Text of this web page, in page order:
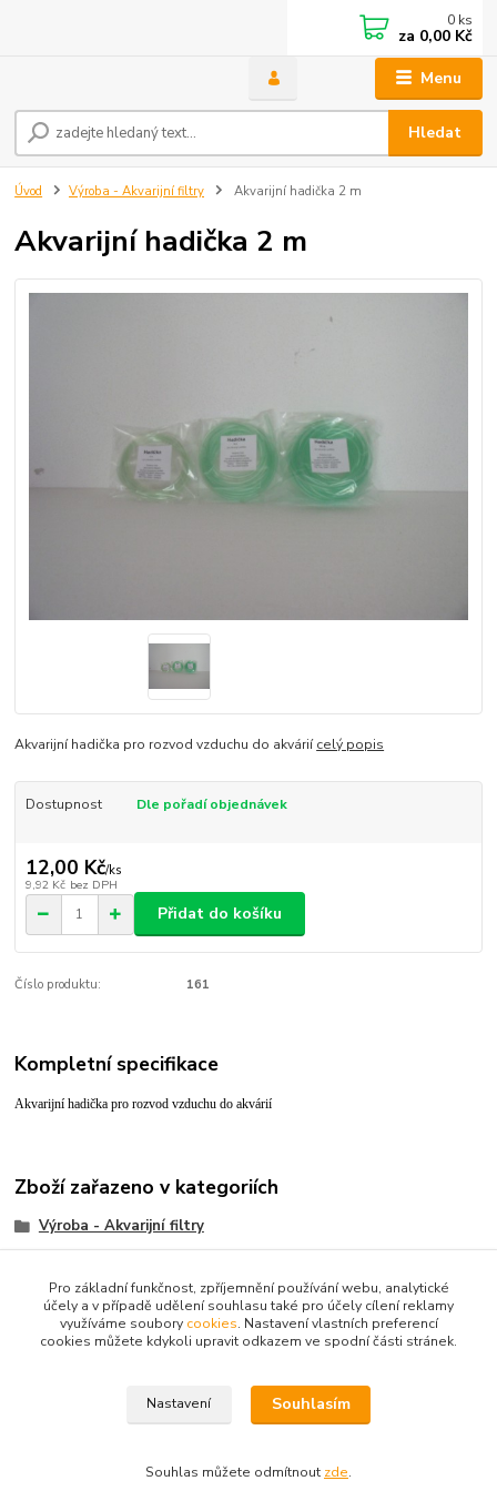
Menu
Hledat
0 ks
za 0,00 Kč
Úvod Výroba - Akvarijní filtry Akvarijní hadička 2 m
Akvarijní hadička 2 m
Akvarijní hadička pro rozvod vzduchu do akváriícelý popis
Dostupnost Dle pořadí objednávek
12,00 Kč/ks
9,92 Kč bez DPH
Přidat do košíku
Číslo produktu: 161
Kompletní specifikace
Akvarijní hadička pro rozvod vzduchu do akvárií
Zboží zařazeno v kategoriích
Výroba - Akvarijní filtry
Upravit sběr cookies.
Pro základní funkčnost, zpříjemnění používání webu, analytické
účely a v případě udělení souhlasu také pro účely cílení reklamy
využíváme soubory cookies. Nastavení vlastních preferencí
cookies můžete kdykoli upravit odkazem ve spodní části stránek.
Nastavení Souhlasím
Souhlas můžete odmítnout zde.